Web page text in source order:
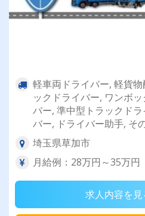
軽車両ドライバー, 軽貨
ックドライバー, ワンボ
バー, 準中型トラックド
バー, ドライバー助手, そ
埼玉県草加市
月給例：28万円～35万円
求人内容を見